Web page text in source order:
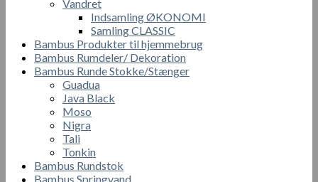
Vandret
Indsamling ØKONOMI
Samling CLASSIC
Bambus Produkter til hjemmebrug
Bambus Rumdeler/ Dekoration
Bambus Runde Stokke/Stænger
Guadua
Java Black
Moso
Nigra
Tali
Tonkin
Bambus Rundstok
Bambus Springvand